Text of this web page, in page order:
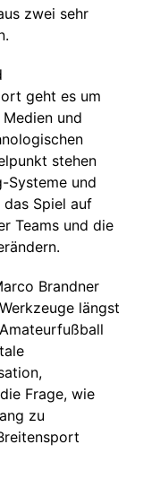
zwei sehr
geht es um
und
stehen
Systeme und
Spiel auf
Teams und die
Brandner
längst
Frage, wie
zu